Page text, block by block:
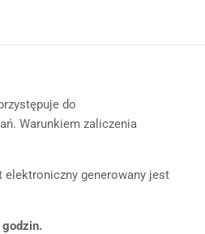
do
Warunkiem zaliczenia
elektroniczny generowany jest